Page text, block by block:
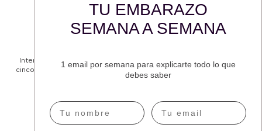
Antonella Grandinetti
Internacionales y mamá de tres niños encantadores. Autora de
cinco libros de cuentos infantiles y un libro humorístico sobre la
maternidad.
TU EMBARAZO
SEMANA A SEMANA
1 email por semana para explicarte todo lo que
debes saber